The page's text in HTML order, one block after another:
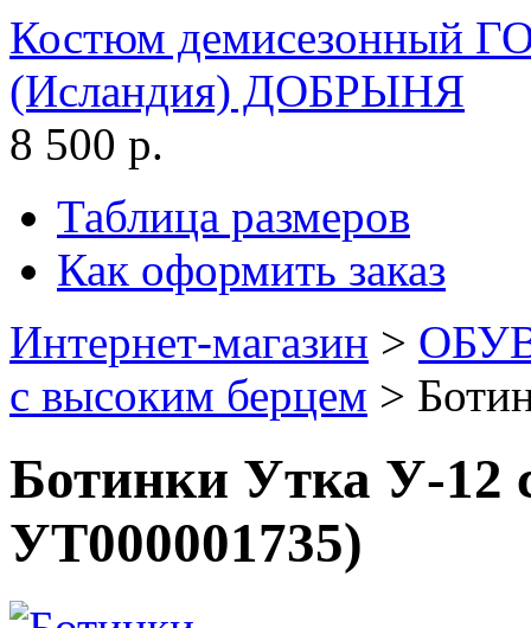
Костюм демисезонный
(Исландия) ДОБРЫНЯ
8 500 р.
Таблица размеров
Как оформить заказ
Интернет-магазин >
с высоким берцем >
Ботинки Утка У-12
УТ000001735)